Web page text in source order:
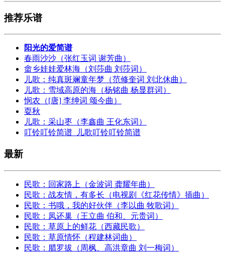
推荐乐谱
阳光的爱简谱
春雨沙沙（张红玉词 谢芳曲）
畬乡娃娃爱林海（刘莎曲 刘莎词）
儿歌：纯真斑斓童年梦（范修奎词 刘北休曲）
儿歌：雪域高原的海（杨铭曲 杨显群词）
悯农（[唐] 李绅词 颂今曲）
耍秋
儿歌：采山枣（李鑫曲 王化东词）
叮铃叮铃简谱_儿歌叮铃叮铃简谱
最新
民歌：回家路上（金波词 龚耀年曲）
民歌：战友情，有多长（电视剧《红花传情》插曲）
民歌：书哦，我的好伙伴（李以曲 牧歌词）
民歌：凤还巢（王立曲 伯和、元贵词）
民歌：草原上的鲜花（西藏民歌）
民歌：草原情怀（程建林词曲）
民歌：腊罗拔（周枫、高洪章曲 刘一梅词）